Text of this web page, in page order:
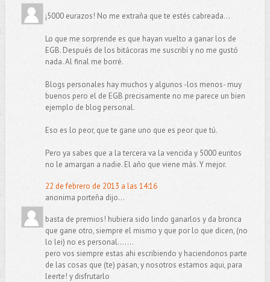
¡5000 eurazos! No me extraña que te estés cabreada...
Lo que me sorprende es que hayan vuelto a ganar los de
EGB. Después de los bitácoras me suscribí y no me gustó
nada. Al final me borré.
Blogs personales hay muchos y algunos -los menos- muy
buenos pero el de EGB precisamente no me parece un bien
ejemplo de blog personal.
Eso es lo peor, que te gane uno que es peor que tú.
Pero ya sabes que a la tercera va la vencida y 5000 euritos
no le amargan a nadie. El año que viene más. Y mejor.
22 de febrero de 2013 a las 14:16
anonima porteña dijo...
basta de premios! hubiera sido lindo ganarlos y da bronca
que gane otro, siempre el mismo y que por lo que dicen, (no
lo lei) no es personal.......
pero vos siempre estas ahi escribiendo y haciendonos parte
de las cosas que (te) pasan, y nosotros estamos aqui, para
leerte! y disfrutarlo